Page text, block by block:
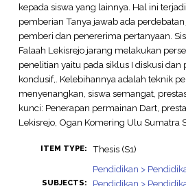
kepada siswa yang lainnya. Hal ini
pemberian Tanya jawab ada
pemberi dan penererima pertanyaan.
Falaah Lekisrejo jarang melakukan
penelitian yaitu pada siklus I diskusi dan
kondusif,. Kelebihannya adalah teknik
menyenangkan, siswa semangat,
kunci: Penerapan permainan Dart,
Lekisrejo, Ogan Komering Ulu Sumatra
ITEM TYPE: Thesis (S1)
SUBJECTS:
Pendidikan >
Pendidikan >